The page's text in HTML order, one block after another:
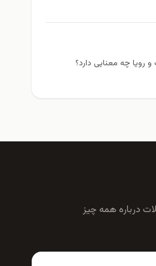
چه معنایی دارد؟
درباره همه چيز